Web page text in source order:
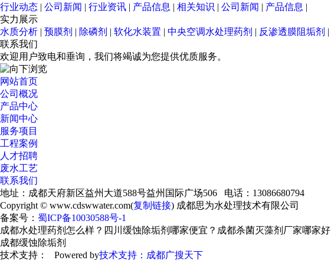
行业动态 | 公司新闻 | 行业资讯 | 产品信息 | 相关知识 | 公司新闻 | 产品信息 |
实力展示
水质分析 | 预膜剂 | 除磷剂 | 软化水装置 | 中央空调水处理药剂 | 反渗透膜阻垢剂 |
联系我们
欢迎用户致电和垂询，我们将竭诚为您提供优质服务。
网站首页
公司概况
产品中心
新闻中心
服务项目
工程案例
人才招聘
废水工艺
联系我们
地址：成都天府新区益州大道588号益州国际广场506 电话：13086680794
Copyright © www.cdswwater.com(复制链接) 成都思为水处理技术有限公司
备案号： 蜀ICP备10030588号-1
成都水处理药剂怎么样？四川缓蚀除垢剂哪家便宜？成都杀菌灭藻剂厂家哪家
成都缓蚀除垢剂
技术支持： Powered by技术支持：成都广搜天下